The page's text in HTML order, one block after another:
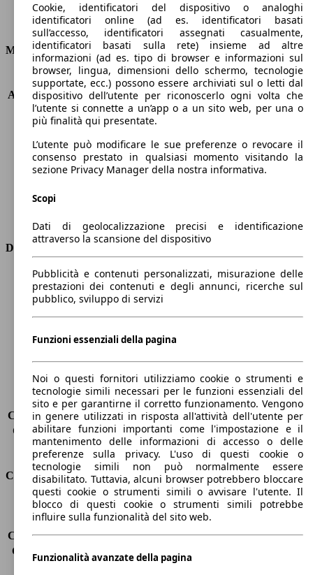
Consumi
Motore e Prestazioni
KW (PS)
92 kW (125 PS)
Accelerazione (0-100 km/h)
11.0s
Velocità massima (km/h)
195 km/h
Numero di marce
6
Coppia
170 nm
Cilindrata
998 ccm
Carburante
Benzina
Trasmissione
Dimensioni
Lunghezza
4360 mm
Altezza
1480 mm
Larghezza
Peso massimo
-
Sedili
5
Carico sul tetto
-
Capacità di traino (senza freni) -
Capacità di traino (con freni)
1200 kg
Volume del bagagliaio
277 - 1148 l
Consumi
Emissioni di CO2*
108 g/km (komb.)
Consumo (urbano)
5.7 l/100km
Consumo (extra-urbano) 4.1 l/100km
Consumo (combinato)*
4.7 l/100km
Cookie, identificatori del dispositivo o analoghi
identificatori online (ad es. identificatori basati
sull’accesso, identificatori assegnati casualmente,
identificatori basati sulla rete) insieme ad altre
informazioni (ad es. tipo di browser e informazioni sul
browser, lingua, dimensioni dello schermo, tecnologie
supportate, ecc.) possono essere archiviati sul o letti dal
dispositivo dell’utente per riconoscerlo ogni volta che
l’utente si connette a un’app o a un sito web, per una o
più finalità qui presentate.
L’utente può modificare le sue preferenze o revocare il
consenso prestato in qualsiasi momento visitando la
sezione Privacy Manager della nostra informativa.
Scopi
Dati di geolocalizzazione precisi e identificazione
attraverso la scansione del dispositivo
Pubblicità e contenuti personalizzati, misurazione delle
prestazioni dei contenuti e degli annunci, ricerche sul
pubblico, sviluppo di servizi
Funzioni essenziali della pagina
Noi o questi fornitori utilizziamo cookie o strumenti e
tecnologie simili necessari per le funzioni essenziali del
sito e per garantirne il corretto funzionamento. Vengono
in genere utilizzati in risposta all'attività dell'utente per
abilitare funzioni importanti come l'impostazione e il
mantenimento delle informazioni di accesso o delle
preferenze sulla privacy. L'uso di questi cookie o
tecnologie simili non può normalmente essere
disabilitato. Tuttavia, alcuni browser potrebbero bloccare
questi cookie o strumenti simili o avvisare l'utente. Il
blocco di questi cookie o strumenti simili potrebbe
influire sulla funzionalità del sito web.
Funzionalità avanzate della pagina